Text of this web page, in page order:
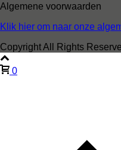
Algemene voorwaarden
Klik hier om naar onze
Copyright All Rights
0